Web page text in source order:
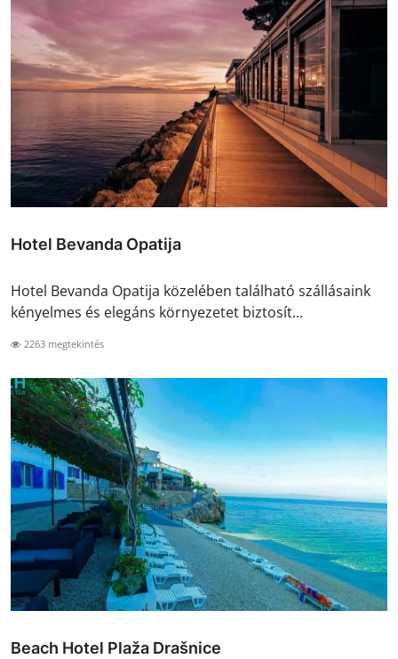
Hotel Bevanda Opatija
Hotel Bevanda Opatija közelében található szállásaink
kényelmes és elegáns környezetet biztosít...
2263 megtekintés
Beach Hotel Plaža Drašnice